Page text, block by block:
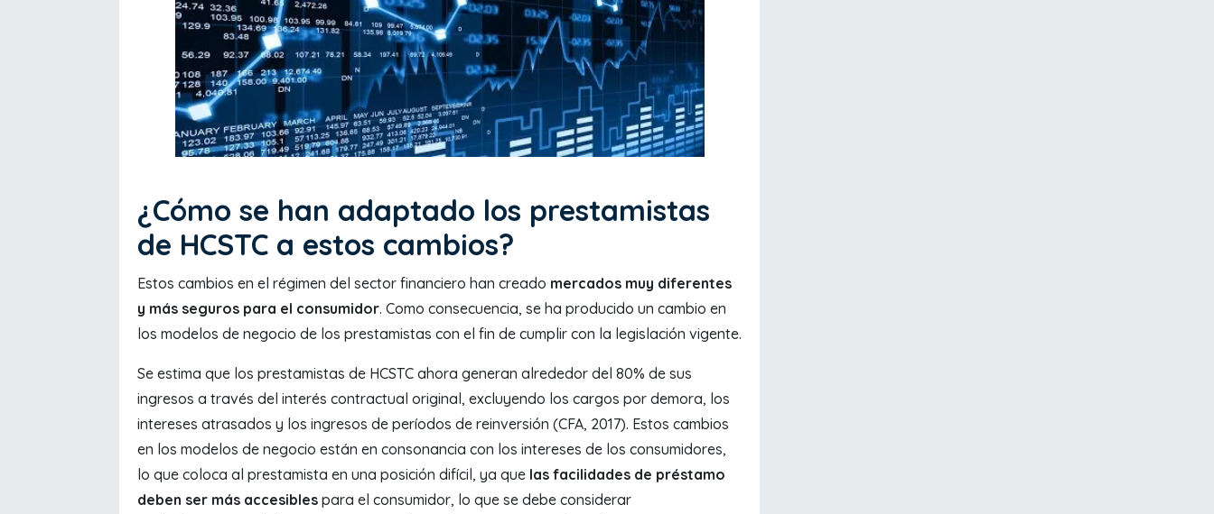
¿Cómo se han adaptado los prestamistas
de HCSTC a estos cambios?
Estos cambios en el régimen del sector financiero han creado mercados muy diferentes
y más seguros para el consumidor. Como consecuencia, se ha producido un cambio en
los modelos de negocio de los prestamistas con el fin de cumplir con la legislación vigente.
Se estima que los prestamistas de HCSTC ahora generan alrededor del 80% de sus
ingresos a través del interés contractual original, excluyendo los cargos por demora, los
intereses atrasados ​​y los ingresos de períodos de reinversión (CFA, 2017). Estos cambios
en los modelos de negocio están en consonancia con los intereses de los consumidores,
lo que coloca al prestamista en una posición difícil, ya que las facilidades de préstamo
deben ser más accesibles para el consumidor, lo que se debe considerar